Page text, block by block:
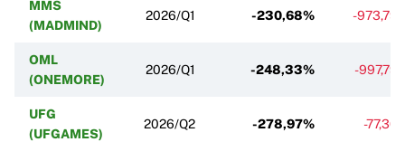
MMS
(MADMIND)
2026/Q1 -230,68% -
OML
(ONEMORE)
2026/Q1 -248,33% -
UFG
(UFGAMES)
2026/Q2 -278,97% -